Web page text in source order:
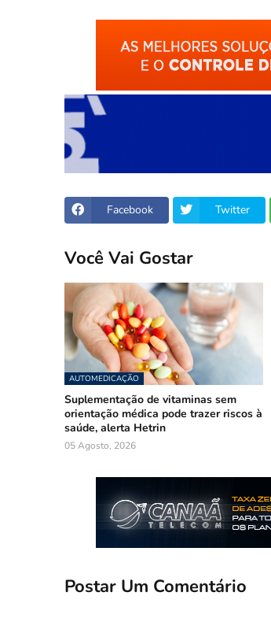
Facebook Twitter
Você Vai Gostar
AUTOMEDICAÇÃO
Suplementação de vitaminas sem
orientação médica pode trazer riscos à
saúde, alerta Hetrin
05 Agosto, 2026
Postar Um Comentário